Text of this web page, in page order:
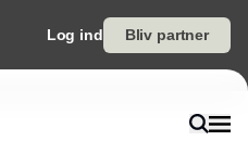
Log ind Bliv partner